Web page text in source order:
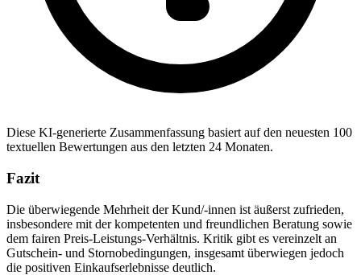
Diese KI-generierte Zusammenfassung basiert auf den neuesten 100
textuellen Bewertungen aus den letzten 24 Monaten.
Fazit
Die überwiegende Mehrheit der Kund/-innen ist äußerst zufrieden,
insbesondere mit der kompetenten und freundlichen Beratung sowie
dem fairen Preis-Leistungs-Verhältnis. Kritik gibt es vereinzelt an
Gutschein- und Stornobedingungen, insgesamt überwiegen jedoch
die positiven Einkaufserlebnisse deutlich.